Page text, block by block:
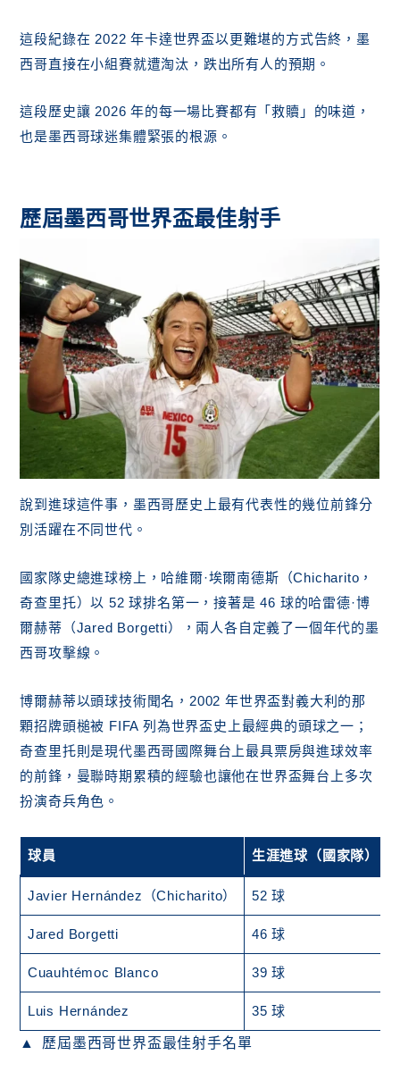
這段紀錄在 2022 年卡達世界盃以更難堪的方式告終，墨
西哥直接在小組賽就遭淘汰，跌出所有人的預期。
這段歷史讓 2026 年的每一場比賽都有「救贖」的味道，
也是墨西哥球迷集體緊張的根源。
歷屆墨西哥世界盃最佳射手
說到進球這件事，墨西哥歷史上最有代表性的幾位前鋒分
別活躍在不同世代。
國家隊史總進球榜上，哈維爾·埃爾南德斯（Chicharito，
奇查里托）以 52 球排名第一，接著是 46 球的哈雷德·博
爾赫蒂（Jared Borgetti），兩人各自定義了一個年代的墨
西哥攻擊線。
博爾赫蒂以頭球技術聞名，2002 年世界盃對義大利的那
顆招牌頭槌被 FIFA 列為世界盃史上最經典的頭球之一；
奇查里托則是現代墨西哥國際舞台上最具票房與進球效率
的前鋒，曼聯時期累積的經驗也讓他在世界盃舞台上多次
扮演奇兵角色。
球員 生涯進球（國家隊）
Javier Hernández（Chicharito） 52 球
Jared Borgetti 46 球
Cuauhtémoc Blanco 39 球
Luis Hernández 35 球
歷屆墨西哥世界盃最佳射手名單